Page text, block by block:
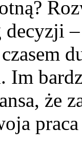
decyzji
Im
że